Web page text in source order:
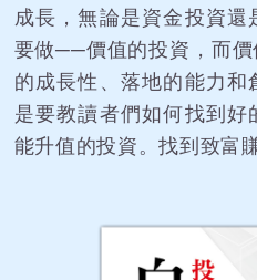
成長，無論是資金投資
要做──價值的投資，而
的成長性、落地的能力
是要教讀者們如何找到
能升值的投資。找到致富